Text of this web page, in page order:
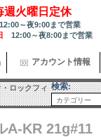
週火曜日定休
～夜9:00まで営業
12:00～夜8:00まで営業
アカウント情報
ロックフィ 検索:
A-KR 21g#11